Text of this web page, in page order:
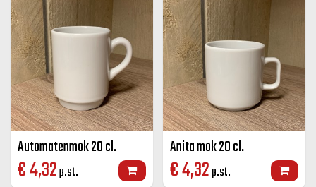
Automatenmok 20 cl.
€4,32p.st.
Anita mok 20 cl.
€4,32p.st.